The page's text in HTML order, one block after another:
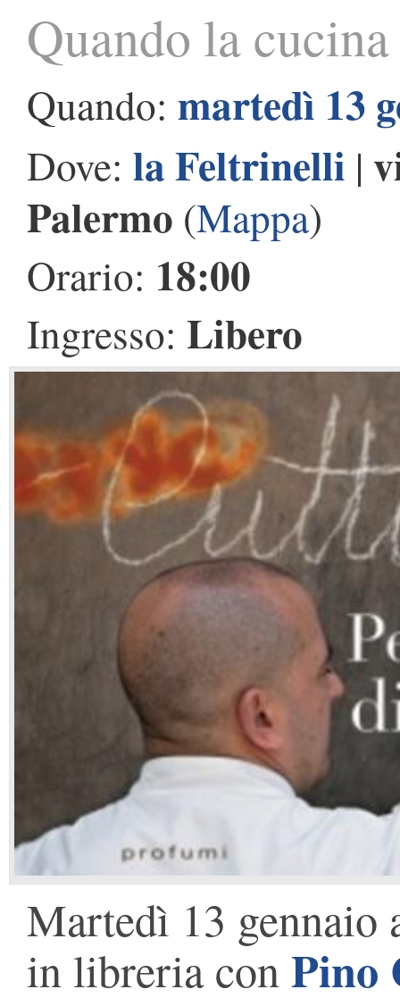
Quando la
Quando: martedì 13
Dove: la Feltrinelli |
Palermo (Mappa)
Orario: 18:00
Ingresso: Libero
Martedì 13 gennaio
in libreria conPino